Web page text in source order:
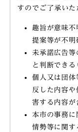
すのでご了承いた
趣旨が意味不
提案等が不明
未承諾広告等
と判断できる
個人又は団体
反した内容
害する内容が
本市の事務
情勢等に関